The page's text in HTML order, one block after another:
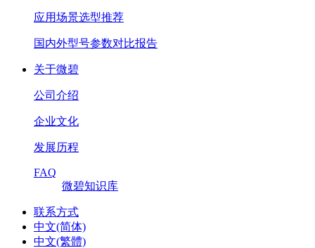
应用场景选型推荐
国内外型号参数对比报告
关于微碧
公司介绍
企业文化
发展历程
FAQ
微碧知识库
联系方式
中文(简体)
中文(繁體)